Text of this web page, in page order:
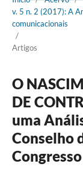
v. 5 n. 2 (2017): A
comunicacionais
/
Artigos
O
DE
uma
Conselho